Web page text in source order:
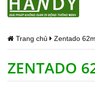
Trang chủ Zentado
ZENTADO